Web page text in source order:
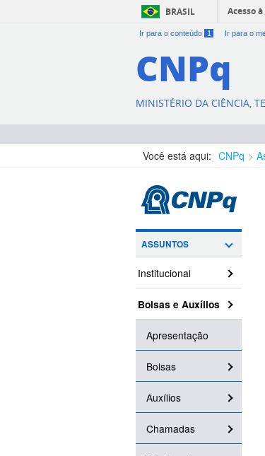
BRASIL Acesso
Ir para o conteúdo 1 Ir para o
CNPq
MINISTÉRIO DA CIÊNCIA,
Você está aqui: CNPq
ASSUNTOS
Institucional
Bolsas e Auxílios
Apresentação
Bolsas
Auxílios
Chamadas